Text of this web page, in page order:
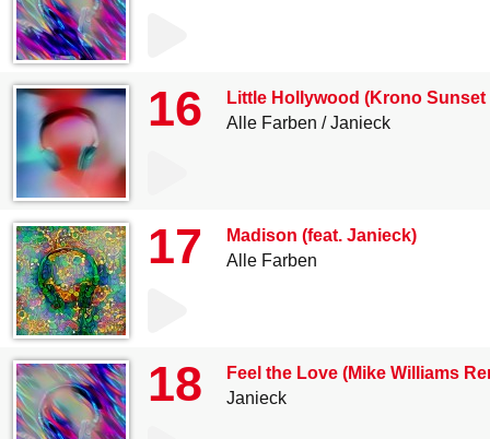
16
Little Hollywood (Krono Sunset
Alle Farben
Janieck
17
Madison (feat. Janieck)
Alle Farben
18
Feel the Love (Mike Williams
Janieck